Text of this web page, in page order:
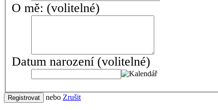
O mě: (volitelné)
Datum narození (volitelné)
Registrovat nebo Zrušit